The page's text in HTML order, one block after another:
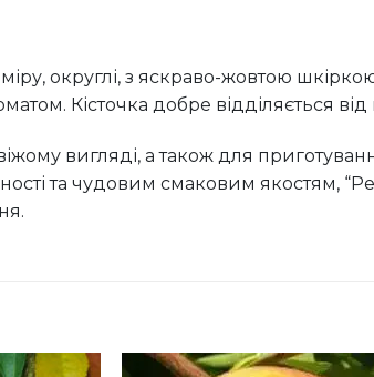
округлі, з яскраво-жовтою
Кісточка добре відділяється від
вигляді, а також для
та чудовим смаковим якостям,